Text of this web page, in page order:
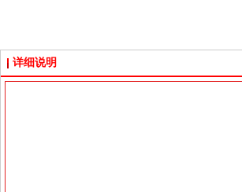
详细说明